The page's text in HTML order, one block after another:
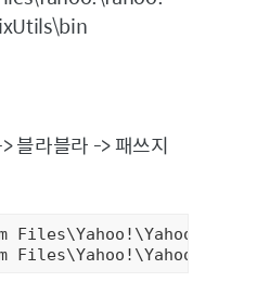
블라블라 -> 패쓰지
Files\Yahoo!\Yahoo!
Files\Yahoo!\Yahoo!